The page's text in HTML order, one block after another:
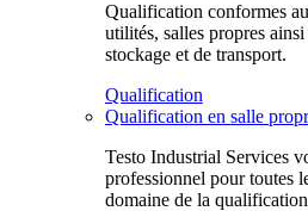
Qualification conformes
utilités, salles propres
stockage et de transport.
Qualification
Qualification en salle
Testo Industrial Services
professionnel pour toutes
domaine de la